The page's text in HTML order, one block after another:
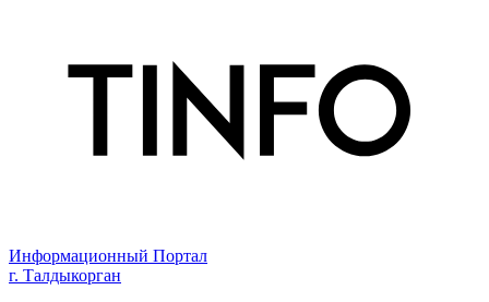
Информационный Портал
г. Талдыкорган